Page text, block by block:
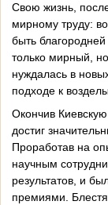
Свою жизнь,
мирному труду:
быть
только мирный,
нуждалась в
подходе к
Окончив
достиг
Проработав на
научным
результатов, и
премиями.